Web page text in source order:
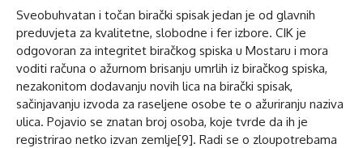
Sveobuhvatan i točan birački spisak jedan je od glavnih
preduvjeta za kvalitetne, slobodne i fer izbore. CIK je
odgovoran za integritet biračkog spiska u Mostaru i mora
voditi računa o ažurnom brisanju umrlih iz biračkog spiska,
nezakonitom dodavanju novih lica na birački spisak,
sačinjavanju izvoda za raseljene osobe te o ažuriranju naziva
ulica. Pojavio se znatan broj osoba, koje tvrde da ih je
registrirao netko izvan zemlje[9]. Radi se o zloupotrebama